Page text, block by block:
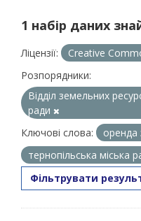
1 набір даних
Ліцензії:
Creative
Розпорядники:
Відділ земельних
ради
Ключові слова:
оренда
тернопільська міська
Фільтрувати